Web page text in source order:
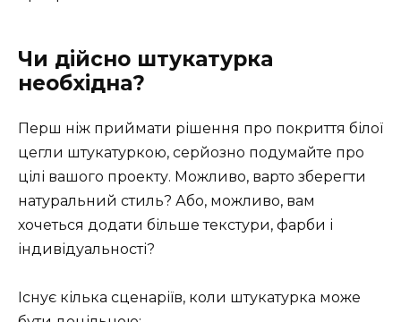
Чи дійсно штукатурка
необхідна?
Перш ніж приймати рішення про покриття білої
цегли штукатуркою, серйозно подумайте про
цілі вашого проекту. Можливо, варто зберегти
натуральний стиль? Або, можливо, вам
хочеться додати більше текстури, фарби і
індивідуальності?
Існує кілька сценаріїв, коли штукатурка може